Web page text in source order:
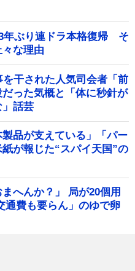
年ぶり連ドラ本格復帰 そ
な理由
干された人気司会者「前
った気概と「体に秒針が
話芸
製品が支えている」「パー
紙が報じた“スパイ天国”の
へんか？」 局が20個用
費も要らん」のゆで卵